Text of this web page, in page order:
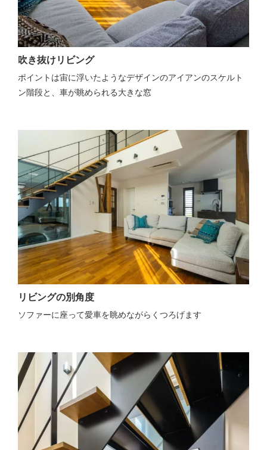
吹き抜けリビング
ポイントは宙に浮いたようなデザインのアイアンのスケルト
ン階段と、車が眺められる大きな窓
リビングの別角度
ソファーに座って愛車を眺めながらくつろげます